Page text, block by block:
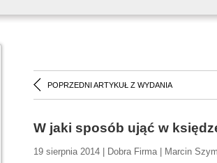
POPRZEDNI ARTYKUŁ Z WYDANIA
W jaki sposób ująć w
19 sierpnia 2014 | Dobra Firma | Marcin